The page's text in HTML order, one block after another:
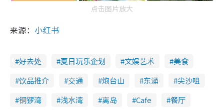
点击图片放大
来源： 小红书
好去处 夏日玩乐企划 文娱艺术
美食
饮品推介
交通 炮台山 东涌
尖沙咀
铜锣湾
浅水湾 离岛 Cafe 餐厅